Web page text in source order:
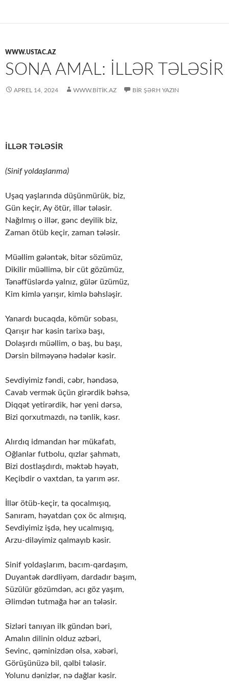
WWW.USTAC.AZ
SONA AMAL: İLLƏR TƏLƏSİR
APREL 14, 2024 WWW.BITIK.AZ BIR ŞƏRH YAZIN
İLLƏR TƏLƏSİR
(Sinif yoldaşlarıma)
Uşaq yaşlarında düşünmürük, biz,
Gün keçir, Ay ötür, illər tələsir.
Nağılmış o illər, gənc deyilik biz,
Zaman ötüb keçir, zaman tələsir.
Müəllim gələntək, bitər sözümüz,
Dikilir müəllimə, bir cüt gözümüz,
Tənəffüslərdə yalnız, gülər üzümüz,
Kim kimlə yarışır, kimlə bəhsləşir.
Yanardı bucaqda, kömür sobası,
Qarışır hər kəsin tarixə başı,
Dolaşırdı müəllim, o baş, bu başı,
Dərsin bilməyənə hədələr kəsir.
Sevdiyimiz fəndi, cəbr, həndəsə,
Cavab vermək üçün girərdik bəhsə,
Diqqət yetirərdik, hər yeni dərsə,
Bizi qorxutmazdı, nə tənlik, kəsr.
Alırdıq idmandan hər mükafatı,
Oğlanlar futbolu, qızlar şahmatı,
Bizi dostlaşdırdı, məktəb həyatı,
Keçibdir o vaxtdan, ta yarım əsr.
İllər ötüb-keçir, ta qocalmışıq,
Sanıram, həyatdan çox öc almışıq,
Sevdiyimiz işdə, hey ucalmışıq,
Arzu-diləyimiz qalmayıb kəsir.
Sinif yoldaşlarım, bacım-qardaşım,
Duyantək dərdliyəm, dardadır başım,
Süzülür gözümdən, acı göz yaşım,
Əlimdən tutmağa hər an tələsir.
Sizləri tanıyan ilk gündən bəri,
Amalın dilinin olduz əzbəri,
Sevinc, qəminizdən olsa, xəbəri,
Görüşünüzə bil, qəlbi tələsir.
Yolunu dənizlər, nə dağlar kəsir.